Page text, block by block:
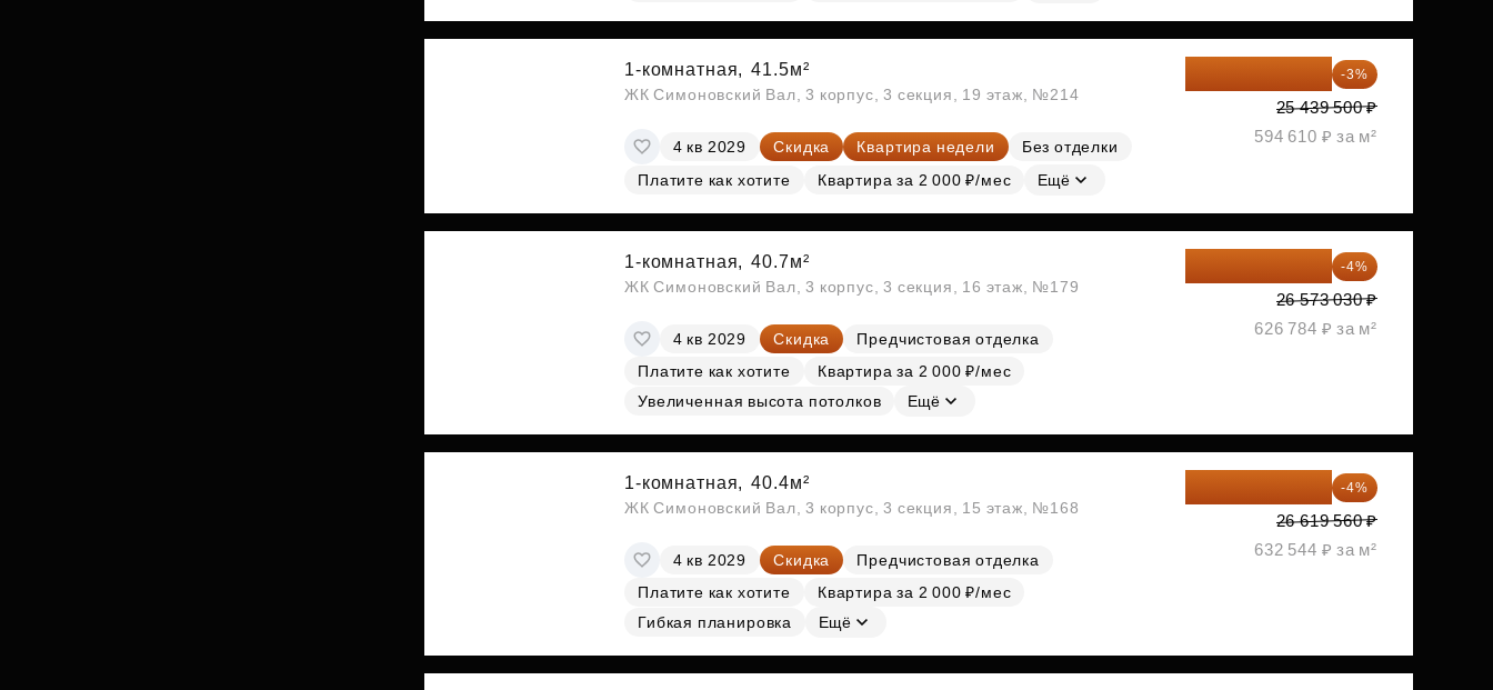
1-комнатная, 41.5м²
ЖК Симоновский Вал, 3 корпус, 3 секция, 19 этаж, №214
4 кв 2029 Скидка Квартира недели
Без отделки
Платите как хотите
Квартира за 2 000 ₽/мес Ещё
24 676 315 ₽ -3%
25 439 500 ₽
594 610 ₽ за м²
1-комнатная, 40.7м²
ЖК Симоновский Вал, 3 корпус, 3 секция, 16 этаж, №179
4 кв 2029 Скидка
Предчистовая отделка
Платите как хотите
Квартира за 2 000 ₽/мес
Увеличенная высота потолков
Ещё
25 510 109 ₽ -4%
26 573 030 ₽
626 784 ₽ за м²
1-комнатная, 40.4м²
ЖК Симоновский Вал, 3 корпус, 3 секция, 15 этаж, №168
4 кв 2029 Скидка
Предчистовая отделка
Платите как хотите
Квартира за 2 000 ₽/мес
Гибкая планировка
Ещё
25 554 778 ₽ -4%
26 619 560 ₽
632 544 ₽ за м²